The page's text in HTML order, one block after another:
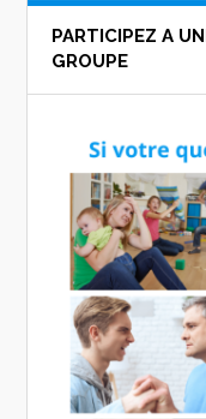
PARTICIPEZ A
GROUPE